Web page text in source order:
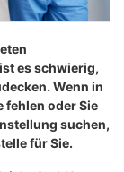
es schwierig,
Wenn in
oder Sie
suchen,
für Sie.